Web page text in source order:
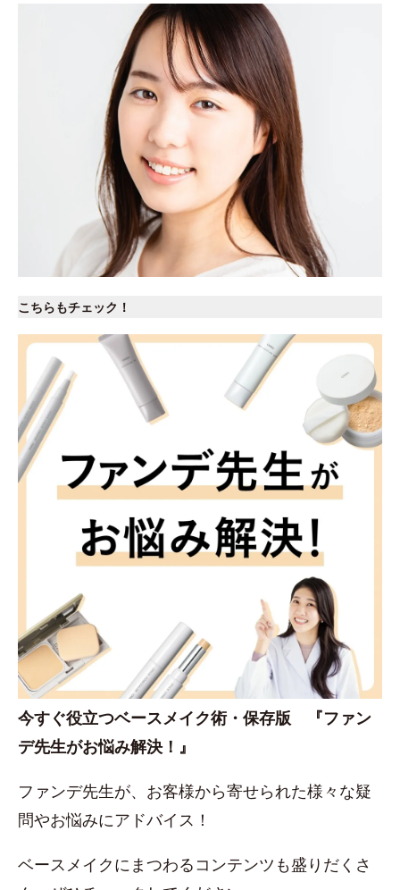
こちらもチェック！
今すぐ役立つベースメイク術・保存版 『ファン
デ先生がお悩み解決！』
ファンデ先生が、お客様から寄せられた様々な疑
問やお悩みにアドバイス！
ベースメイクにまつわるコンテンツも盛りだくさ